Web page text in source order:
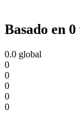
Basado en
0.0 global
0
0
0
0
0